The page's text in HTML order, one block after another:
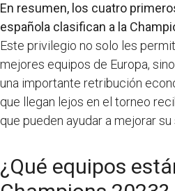
En resumen, los cuatro
española clasifican a la
Este privilegio no solo les
mejores equipos de Europa,
una importante retribución
que llegan lejos en el torneo
que pueden ayudar a mejorar
¿Qué equipos